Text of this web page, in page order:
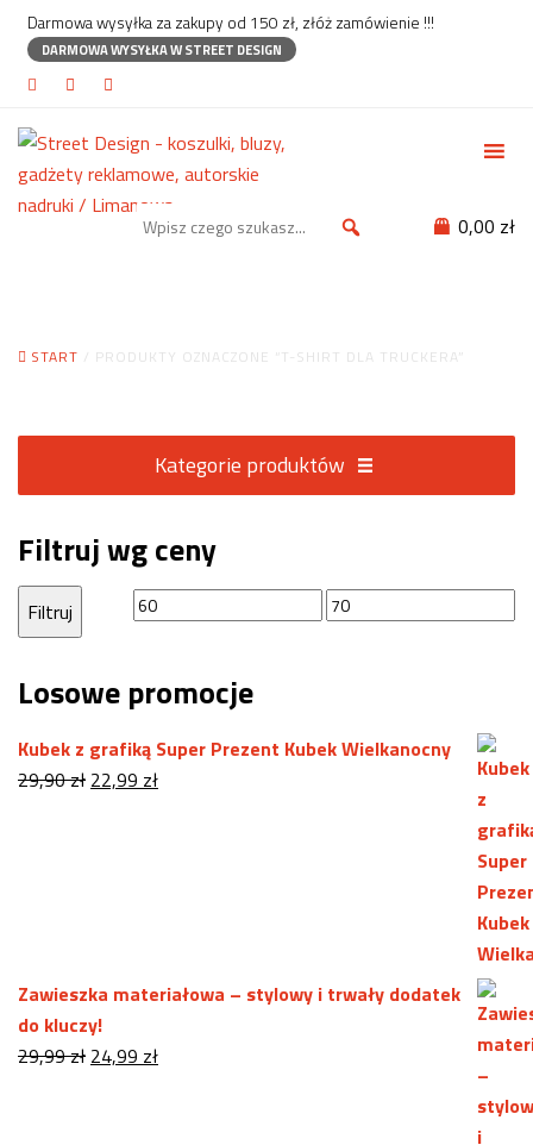
Darmowa wysyłka za zakupy od 150 zł, złóż zamówienie !!!
DARMOWA WYSYŁKA W STREET DESIGN
0,00 zł
START / PRODUKTY OZNACZONE “T-SHIRT DLA TRUCKERA”
Kategorie produktów
Filtruj wg ceny
Cena
Cena
Filtruj
Losowe promocje
Kubek z grafiką Super Prezent Kubek Wielkanocny
29,90zł Pierwotna
22,99 złAktualna
Zawieszka materiałowa – stylowy i trwały dodatek
do kluczy!
29,99zł Pierwotna
24,99 złAktualna